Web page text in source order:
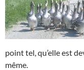
point tel, qu’elle est
même.